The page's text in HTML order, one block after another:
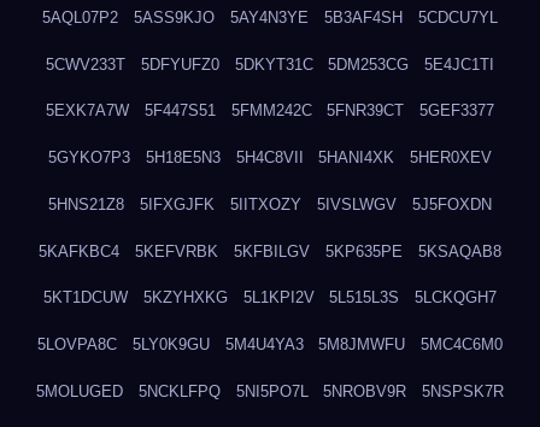
5AQL07P2 5ASS9KJO 5AY4N3YE 5B3AF4SH 5CDCU7YL
5CWV233T 5DFYUFZ0 5DKYT31C 5DM253CG 5E4JC1TI
5EXK7A7W 5F447S51 5FMM242C 5FNR39CT 5GEF3377
5GYKO7P3 5H18E5N3 5H4C8VII 5HANI4XK 5HER0XEV
5HNS21Z8 5IFXGJFK 5IITXOZY 5IVSLWGV 5J5FOXDN
5KAFKBC4 5KEFVRBK 5KFBILGV 5KP635PE 5KSAQAB8
5KT1DCUW 5KZYHXKG 5L1KPI2V 5L515L3S 5LCKQGH7
5LOVPA8C 5LY0K9GU 5M4U4YA3 5M8JMWFU 5MC4C6M0
5MOLUGED 5NCKLFPQ 5NI5PO7L 5NROBV9R 5NSPSK7R